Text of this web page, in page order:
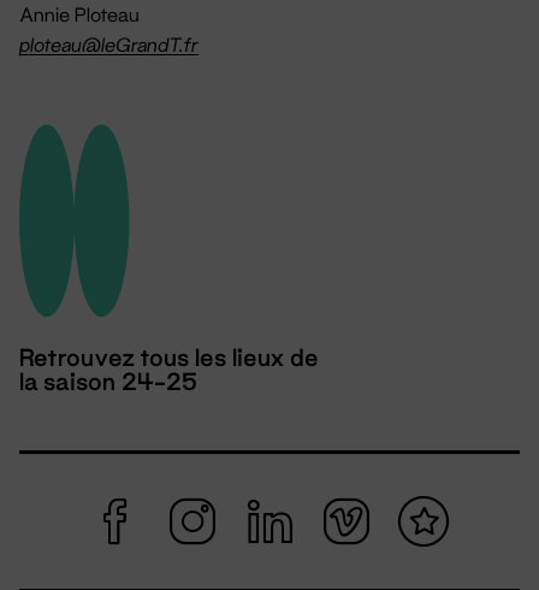
Annie Ploteau
ploteau@leGrandT.fr
Retrouvez tous les lieux de
la saison 24-25